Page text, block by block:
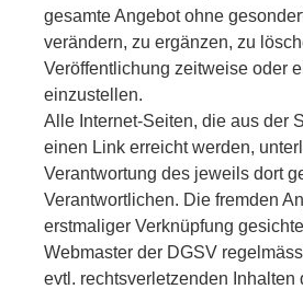
gesamte Angebot ohne
verändern, zu ergänzen, zu
Veröffentlichung zeitweise oder
einzustellen.
Alle Internet-Seiten, die aus der
einen Link erreicht werden,
Verantwortung des jeweils dort
Verantwortlichen. Die fremden
erstmaliger Verknüpfung
Webmaster der DGSV
evtl. rechtsverletzenden Inhalten